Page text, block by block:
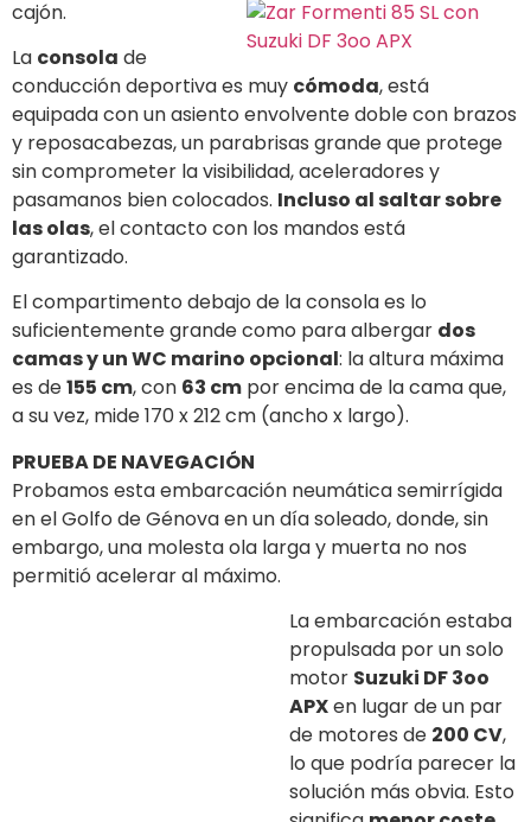
cajón.
La consola de
conducción deportiva es muy cómoda, está
equipada con un asiento envolvente doble con brazos
y reposacabezas, un parabrisas grande que protege
sin comprometer la visibilidad, aceleradores y
pasamanos bien colocados. Incluso al saltar sobre
las olas, el contacto con los mandos está
garantizado.
El compartimento debajo de la consola es lo
suficientemente grande como para albergar dos
camas y un WC marino opcional: la altura máxima
es de155 cm, con 63 cm por encima de la cama que,
a su vez, mide 170 x 212 cm (ancho x largo).
PRUEBA DE NAVEGACIÓN
Probamos esta embarcación neumática semirrígida
en el Golfo de Génova en un día soleado, donde, sin
embargo, una molesta ola larga y muerta no nos
permitió acelerar al máximo.
La embarcación estaba
propulsada por un solo
en lugar de un par de
, lo que podría parecer la solución
menor coste, menor peso y
, pero también100 CV menos. En
una palabra, un reto interesante.